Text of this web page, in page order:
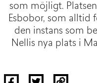
som möjligt.
Esbobor, som alltid
den instans som
Nellis nya plats i